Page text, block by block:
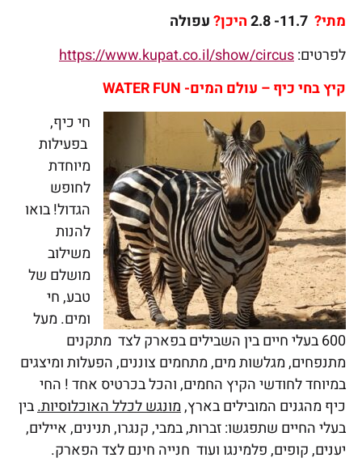
מתי?
היכן?עפולה
לפרטים:https://www.kupat.co.il/show/circus
קיץ בחי כיף – עולם המים- WATER FUN
חי כיף,
בפעילות
מיוחדת
לחופש
הגדול! בואו
להנות
משילוב
מושלם של
טבע, חי
ומים. מעל
600 בעלי חיים בין השבילים בפארק לצד מתקנים
מתנפחים, מגלשות מים, מתחמים צוננים, הפעלות ומיצגים
במיוחד לחודשי הקיץ החמים, והכל בכרטיס אחד ! החי
כיף מהגנים המובילים בארץ,מונגש לכלל האוכלוסיות.בין
בעלי החיים שתפגשו: זברות, במבי, קנגרו, תנינים, איילים,
יענים, קופים, פלמינגו ועוד חנייה חינם לצד הפארק.